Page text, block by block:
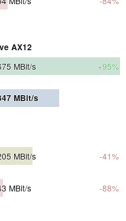
AX12
MBit/s +95%
MBit/s
MBit/s -41%
MBit/s -88%